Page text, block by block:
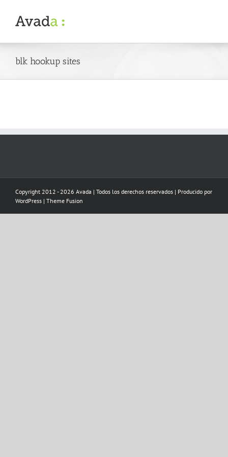
content
blk hookup sites
Copyright 2012 - 2026 Avada | Todos los derechos reservados | Producido por
WordPress | Theme Fusion